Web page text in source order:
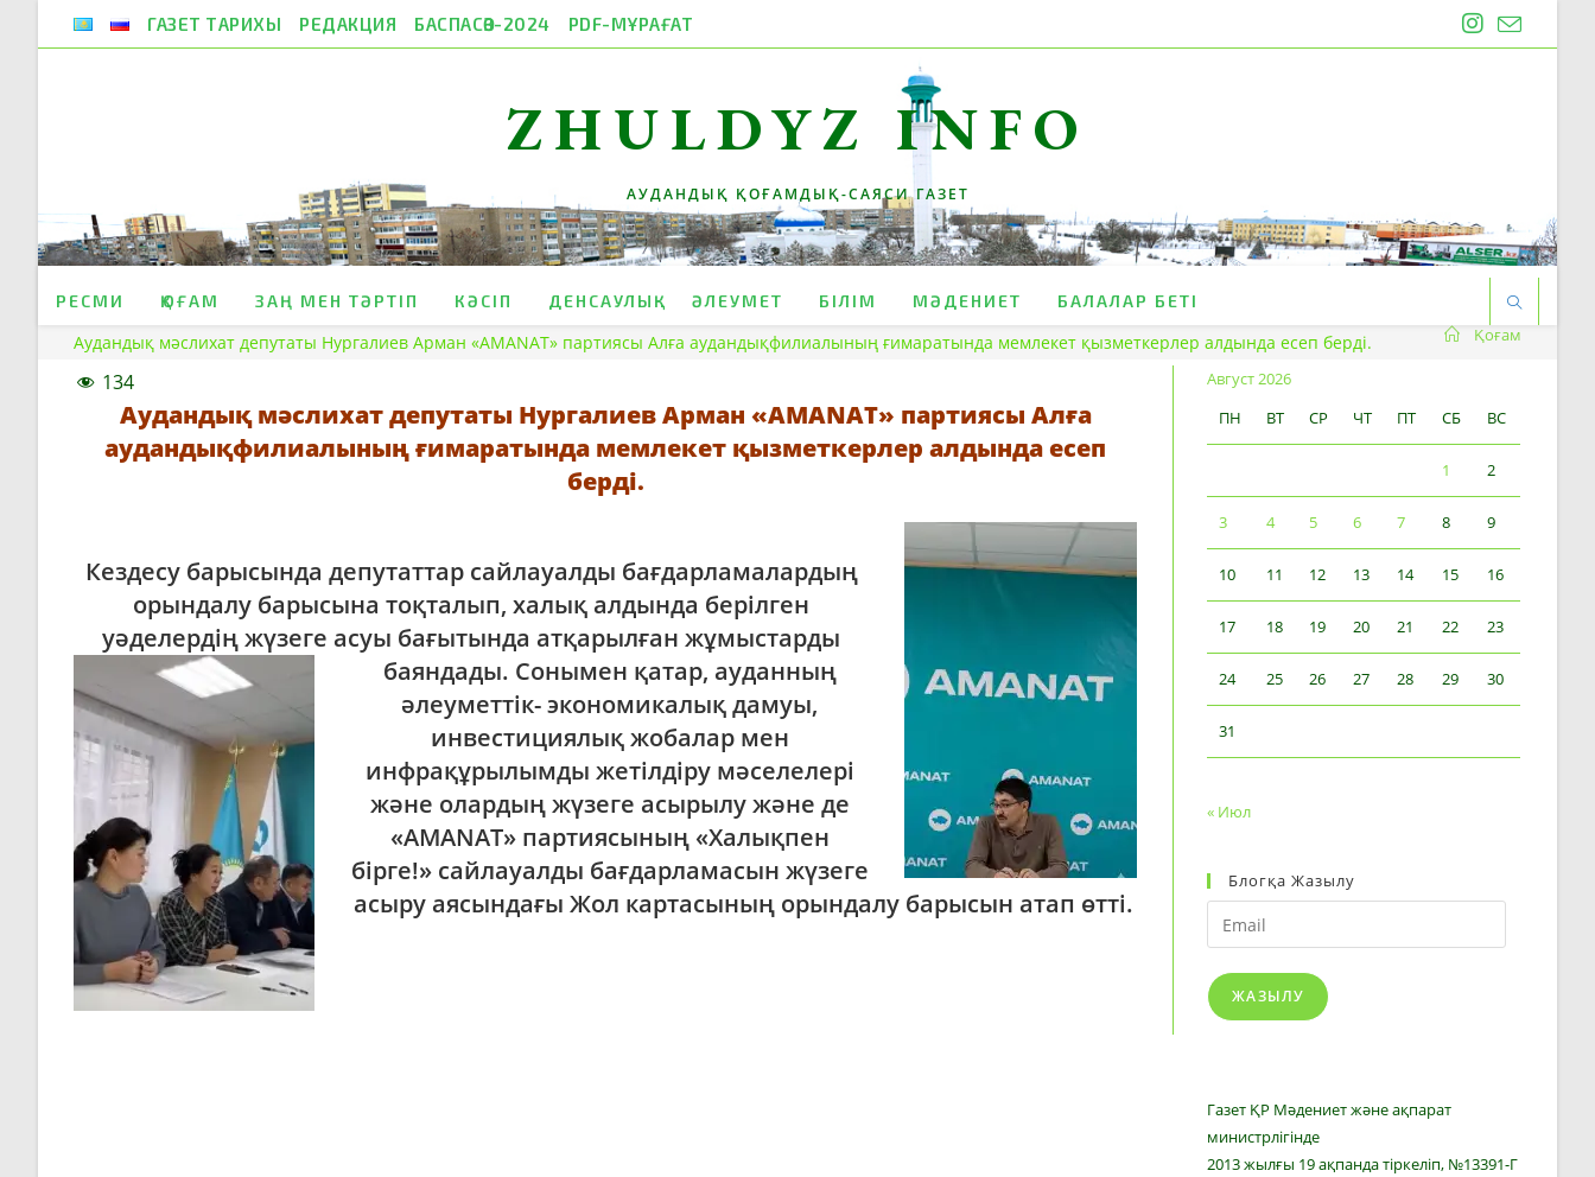
ГАЗЕТ ТАРИХЫ РЕДАКЦИЯ БАСПАСӨЗ-2024 PDF-МҰРАҒАТ
ZHULDYZ INFO
АУДАНДЫҚ ҚОҒАМДЫҚ-САЯСИ ГАЗЕТ
РЕСМИ ҚОҒАМ ЗАҢ МЕН ТӘРТІП КӘСІП ДЕНСАУЛЫҚ ӘЛЕУМЕТ БІЛІМ МӘДЕНИЕТ БАЛАЛАР БЕТІ
Аудандық мәслихат депутаты Нургалиев Арман «AMANAT» партиясы Алға аудандықфилиалының ғимаратында мемлекет қызметкерлер алдында есеп берді. Қоғам
134
Аудандық мәслихат депутаты Нургалиев Арман «AMANAT» партиясы Алға
аудандықфилиалының ғимаратында мемлекет қызметкерлер алдында есеп
берді.
Кездесу барысында депутаттар сайлауалды бағдарламалардың
орындалу барысына тоқталып, халық алдында берілген
уәделердің жүзеге асуы бағытында атқарылғанжұмыстарды
баяндады. Сонымен қатар, ауданның
әлеуметтік- экономикалық дамуы,
инвестициялық жобалар мен
инфрақұрылымды жетілдіру мәселелері
және олардың жүзеге асырылу және де
«AMANAT» партиясының «Халықпен
бірге!» сайлауалды бағдарламасын жүзеге
асыру аясындағы Жол картасының орындалу барысын атап өтті.
Август 2026
ПН
ВТ СР ЧТ ПТ СБ ВС
1 2
3 4 5 6 7 8 9
10 11 12 13 14 15 16
17 18 19 20 21 22 23
24 25 26 27 28 29 30
31
« Июл
Блогқа Жазылу
Email
ЖАЗЫЛУ
Газет ҚР Мәдениет және ақпарат
министрлігінде
2013 жылғы 19 ақпанда тіркеліп, №13391-Г